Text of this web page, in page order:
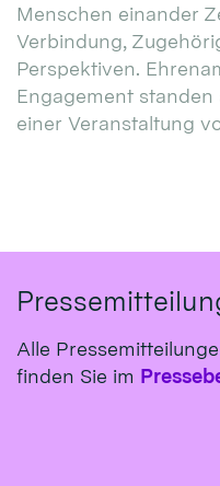
Menschen einander
Verbindung,
Perspektiven.
Engagement standen
einer Veranstaltung
Alle
finden Sie im